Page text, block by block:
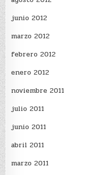
junio 2012
marzo 2012
febrero 2012
enero 2012
noviembre 2011
julio 2011
junio 2011
abril 2011
marzo 2011